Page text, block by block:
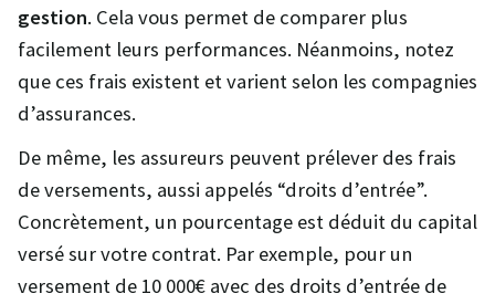
gestion. Cela vous permet de comparer plus
facilement leurs performances. Néanmoins, notez
que ces frais existent et varient selon les compagnies
d’assurances.
De même, les assureurs peuvent prélever des frais
de versements, aussi appelés “droits d’entrée”.
Concrètement, un pourcentage est déduit du capital
versé sur votre contrat. Par exemple, pour un
versement de 10 000€ avec des droits d’entrée de